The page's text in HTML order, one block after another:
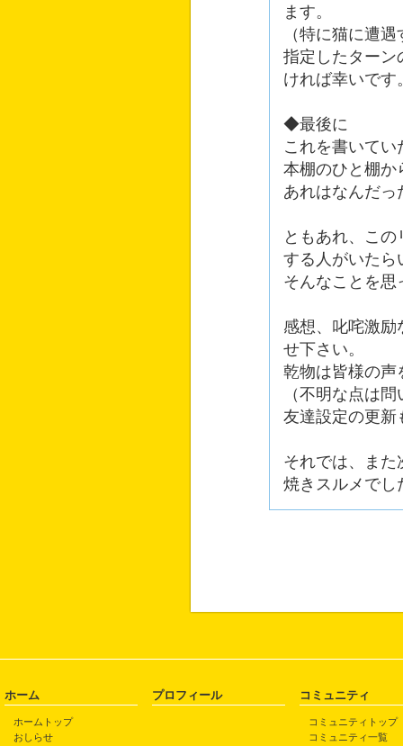
ます。
（特に猫に遭
指定したターン
ければ幸いです
◆最後に
これを書いて
本棚のひと棚か
あれはなんだ
ともあれ、こ
する人がいたら
そんなことを思
感想、叱咤激励
せ下さい。
乾物は皆様の声
（不明な点は
友達設定の更新
それでは、また
焼きスルメでし
ホーム
ホームトップ
おしらせ
プロフィール コミュニティ
コミュニティトップ
コミュニティ一覧